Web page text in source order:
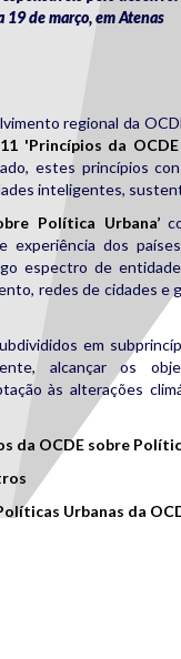
19 de março, em Atenas
regional da
'Princípios da
estes princípios
inteligentes,
Política Urbana’
experiência dos
espectro de
redes de cidades e
em
alcançar os
às alterações
da OCDE sobre
Urbanas da